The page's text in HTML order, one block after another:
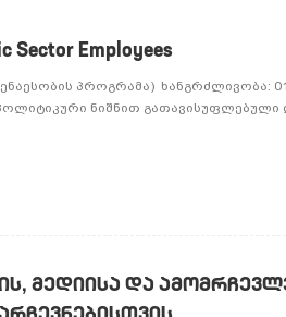
Sector Employees
პროგრამა) ხანგრძლივობა:
პოლიტიკური ნიშნით
მედიისა და